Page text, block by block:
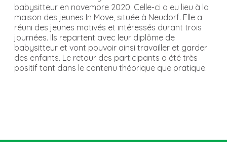
babysitteur en novembre 2020. Celle-ci a eu lieu à la
maison des jeunes In Move, située à Neudorf. Elle a
réuni des jeunes motivés et intéressés durant trois
journées. Ils repartent avec leur diplôme de
babysitteur et vont pouvoir ainsi travailler et garder
des enfants. Le retour des participants a été très
positif tant dans le contenu théorique que pratique.